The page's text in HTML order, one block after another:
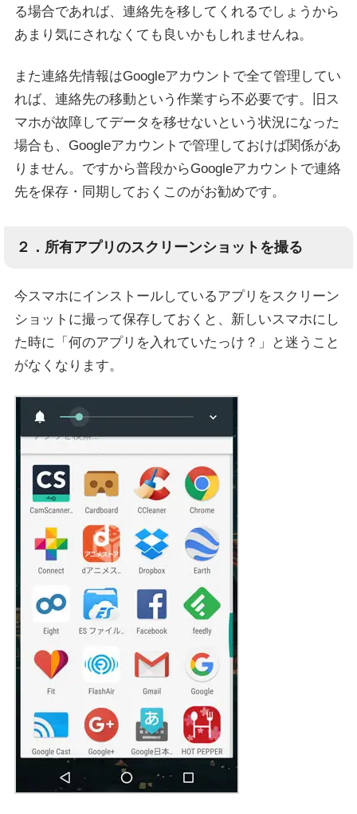
る場合であれば、連絡先を移してくれるでしょうから
あまり気にされなくても良いかもしれませんね。
また連絡先情報はGoogleアカウントで全て管理してい
れば、連絡先の移動という作業すら不必要です。旧ス
マホが故障してデータを移せないという状況になった
場合も、Googleアカウントで管理しておけば関係があ
りません。ですから普段からGoogleアカウントで連絡
先を保存・同期しておくこのがお勧めです。
２．所有アプリのスクリーンショットを撮る
今スマホにインストールしているアプリをスクリーン
ショットに撮って保存しておくと、新しいスマホにし
た時に「何のアプリを入れていたっけ？」と迷うこと
がなくなります。